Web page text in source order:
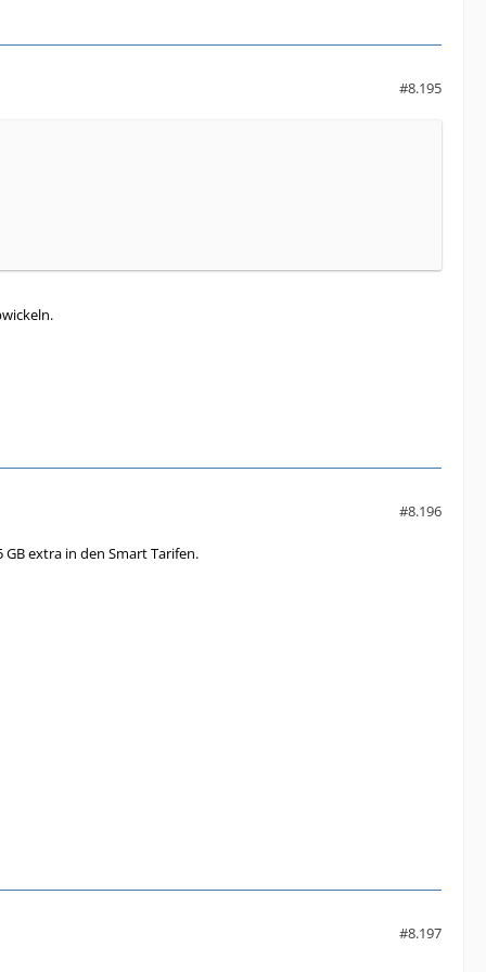
#8.195
#8.196
extra in den Smart Tarifen.
#8.197